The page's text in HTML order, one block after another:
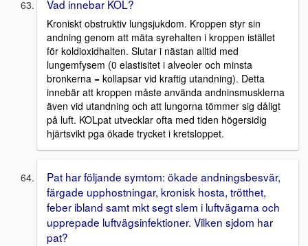
Vad innebar KOL?
Kroniskt obstruktiv lungsjukdom. Kroppen styr sin
andning genom att mäta syrehalten i kroppen istället
för koldioxidhalten. Slutar i nästan alltid med
lungemfysem (0 elastisitet i alveoler och minsta
bronkerna = kollapsar vid kraftig utandning). Detta
innebär att kroppen måste använda andninsmusklerna
även vid utandning och att lungorna tömmer sig dåligt
på luft. KOLpat utvecklar ofta med tiden högersidig
hjärtsvikt pga ökade trycket i kretsloppet.
Pat har följande symtom: ökade andningsbesvär,
färgade upphostningar, kronisk hosta, trötthet,
feber ibland samt mkt segt slem i luftvägarna och
upprepade luftvägsinfektioner. Vilken sjdom har
pat?